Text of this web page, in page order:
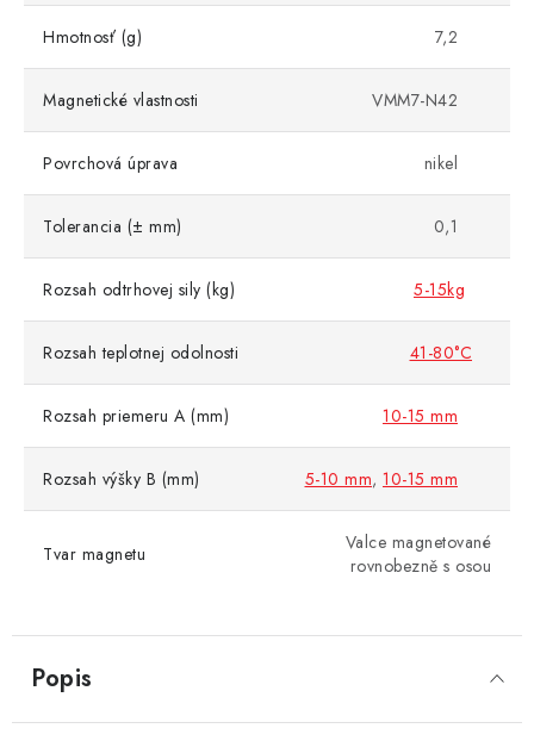
Popis
Hmotnosť (g) 7,2
Magnetické vlastnosti VMM7-N42
Povrchová úprava nikel
Tolerancia (± mm) 0,1
Rozsah odtrhovej sily (kg) 5-15kg
Rozsah teplotnej odolnosti 41-80°C
Rozsah priemeru A (mm) 10-15 mm
Rozsah výšky B (mm) 5-10 mm, 10-15 mm
Tvar magnetu
Valce magnetované
rovnobezně s osou